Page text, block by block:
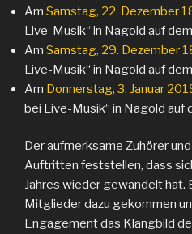
Am Samstag, 22. Dezember
Live-Musik“ in Nagold auf
Am Samstag, 29. Dezember
Live-Musik“ in Nagold auf
Am Donnerstag, 3. Januar
bei Live-Musik“ in Nagold
Der aufmerksame Zuhörer
Auftritten feststellen, dass
Jahres wieder gewandelt hat.
Mitglieder dazu gekommen
Engagement das Klangbild